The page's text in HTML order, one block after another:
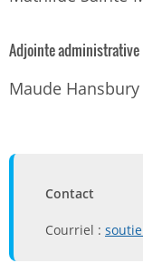
Adjointe administrative
Maude Hansbury
Contact
Courriel :